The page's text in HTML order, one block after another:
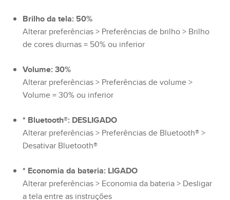
Brilho da tela: 50%
Alterar preferências > Preferências de brilho > Brilho
de cores diurnas = 50% ou inferior
Volume: 30%
Alterar preferências > Preferências de volume >
Volume = 30% ou inferior
* Bluetooth®: DESLIGADO
Alterar preferências > Preferências de Bluetooth® >
Desativar Bluetooth®
* Economia da bateria: LIGADO
Alterar preferências > Economia da bateria > Desligar
a tela entre as instruções